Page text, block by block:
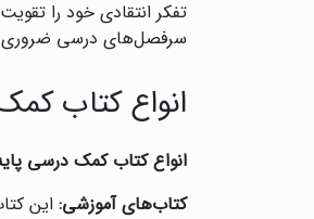
تفکر انتقادی خود را
سرفصل‌های درسی
انواع کتاب
انواع کتاب کمک درسی
کتاب‌های آموزشی: این